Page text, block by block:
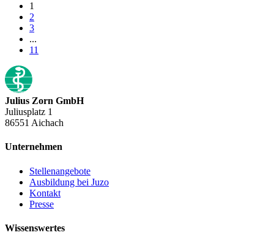
1
2
3
...
11
Julius Zorn GmbH
Juliusplatz 1
86551 Aichach
Unternehmen
Stellenangebote
Ausbildung bei Juzo
Kontakt
Presse
Wissenswertes